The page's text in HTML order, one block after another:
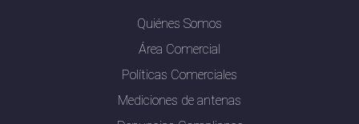
Quiénes Somos
Área Comercial
Políticas Comerciales
Mediciones de antenas